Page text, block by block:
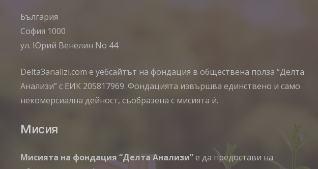
България
София 1000
ул. Юрий Венелин No 44
Delta3analizi.com e уебсайтът на фондация в обществена полза “Делта
Анализи” с ЕИК 205817969. Фондацията извършва единствено и само
некомерсиална дейност, съобразена с мисията ѝ.
Мисия
Мисията на фондация “Делта Анализи”е да предостави на